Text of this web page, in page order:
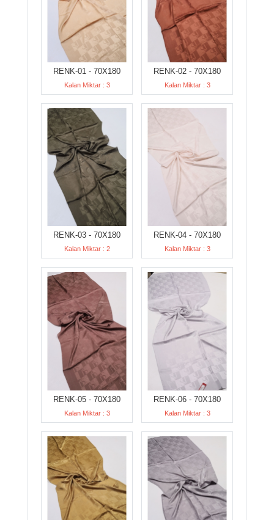
RENK-01 - 70X180
Kalan Miktar : 3
RENK-02 - 70X180
Kalan Miktar : 3
RENK-03 - 70X180
Kalan Miktar : 2
RENK-04 - 70X180
Kalan Miktar : 3
RENK-05 - 70X180
Kalan Miktar : 3
RENK-06 - 70X180
Kalan Miktar : 3